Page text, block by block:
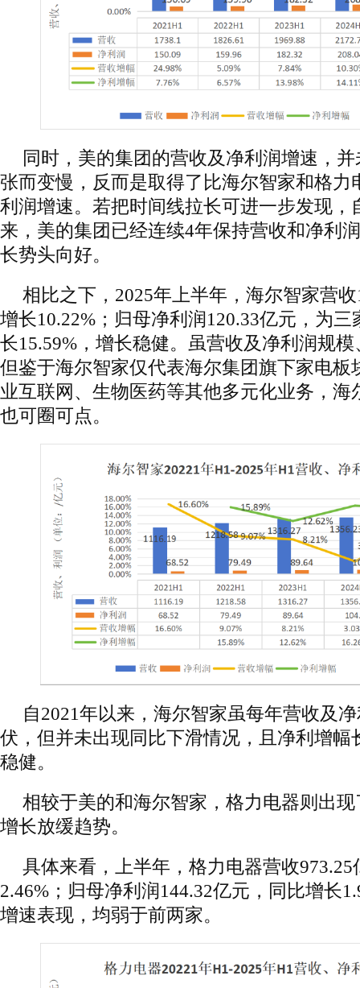
同时，美的集团的营收及净利润增速，
张而变慢，反而是取得了比海尔智家和格力
利润增速。若把时间线拉长可进一步发现，
来，美的集团已经连续4年保持营收和净利
长势头向好。
相比之下，2025年上半年，海尔智家营
增长10.22%；归母净利润120.33亿元，为
长15.59%，增长稳健。虽营收及净利润规
但鉴于海尔智家仅代表海尔集团旗下家电板
业互联网、生物医药等其他多元化业务，海
也可圈可点。
自2021年以来，海尔智家虽每年营收及
伏，但并未出现同比下滑情况，且净利增幅
稳健。
相较于美的和海尔智家，格力电器则出
增长放缓趋势。
具体来看，上半年，格力电器营收
2.46%；归母净利润144.32亿元，同比增长
增速表现，均弱于前两家。